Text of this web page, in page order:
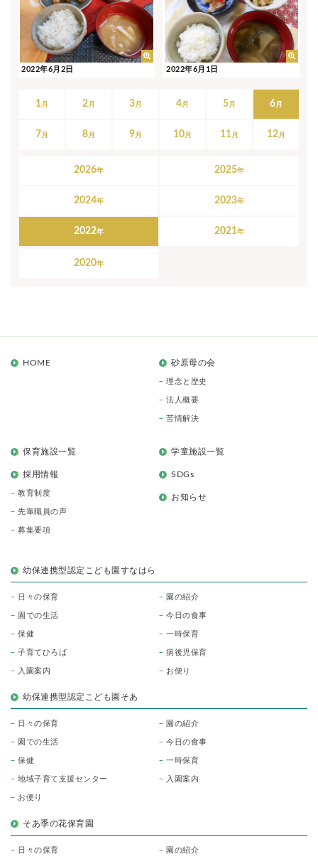
2022年6月2日 2022年6月1日
1 2 3 4 5 6
7 8 9 10 11 12
2026 2025
2024 2023
2022 2021
2020
HOME 砂原母の会
理念と歴史
法人概要
苦情解決
保育施設一覧 学童施設一覧
採用情報
教育制度
先輩職員の声
募集要項
SDGs
お知らせ
幼保連携型認定こども園すなはら
日々の保育 園の紹介
園での生活 今日の食事
保健 一時保育
子育てひろば 病後児保育
入園案内 お便り
幼保連携型認定こども園そあ
日々の保育 園の紹介
園での生活 今日の食事
保健 一時保育
地域子育て支援センター 入園案内
お便り
そあ季の花保育園
日々の保育 園の紹介